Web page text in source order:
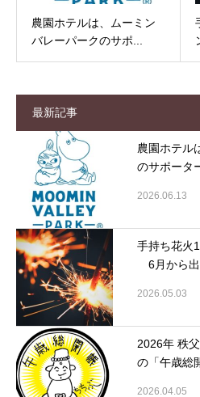
農園ホテルは、ムーミン
バレーパークのサポ...
最新記事
農園ホテル
のサポータ
2026.06.13
手持ち花火
6月から
2026.05.03
2026年 秩
の「午歳総
2026.04.05